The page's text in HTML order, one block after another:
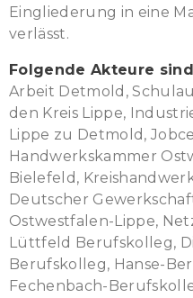
Eingliederung in eine
verlässt.
Folgende Akteure
Arbeit Detmold,
den Kreis Lippe,
Lippe zu Detmold,
Handwerkskammer
Bielefeld,
Deutscher
Ostwestfalen-Lippe,
Lüttfeld Berufskolleg,
Berufskolleg, Hanse-
Fechenbach-